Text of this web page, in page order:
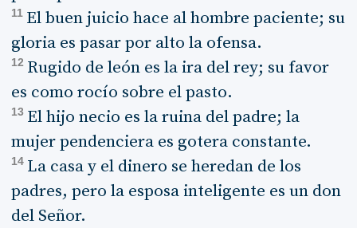
11 El buen juicio hace al hombre paciente; su
gloria es pasar por alto la ofensa.
12 Rugido de león es la ira del rey; su favor
es como rocío sobre el pasto.
13 El hijo necio es la ruina del padre; la
mujer pendenciera es gotera constante.
14 La casa y el dinero se heredan de los
padres, pero la esposa inteligente es un don
del Señor.